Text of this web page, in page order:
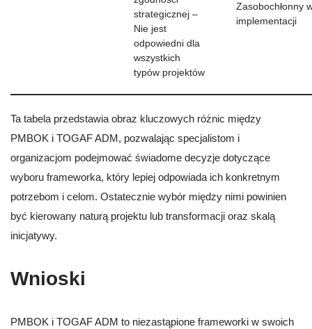
strategicznej –
Nie jest
odpowiedni dla
wszystkich
typów projektów
Zasobochłonny
implementacji
Ta tabela przedstawia obraz kluczowych różnic między
PMBOK i TOGAF ADM, pozwalając specjalistom i
organizacjom podejmować świadome decyzje dotyczące
wyboru frameworka, który lepiej odpowiada ich konkretnym
potrzebom i celom. Ostatecznie wybór między nimi powinien
być kierowany naturą projektu lub transformacji oraz skalą
inicjatywy.
Wnioski
PMBOK i TOGAF ADM to niezastąpione frameworki w swoich